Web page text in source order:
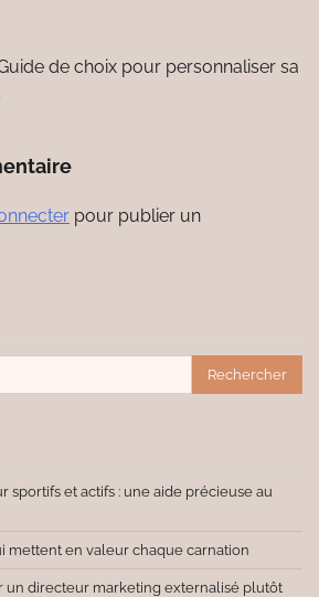
de choix pour personnaliser sa
pour publier un
sportifs et actifs : une aide précieuse au
mettent en valeur chaque carnation
un directeur marketing externalisé plutôt